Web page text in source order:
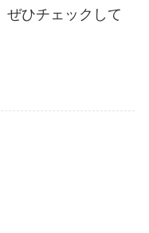
ぜひチェックして